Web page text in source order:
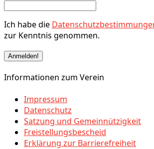
Ich habe die
zur Kenntnis genommen.
Informationen zum Verein
Impressum
Datenschutz
Satzung und Gemeinnützigkeit
Freistellungsbescheid
Erklärung zur Barrierefreiheit